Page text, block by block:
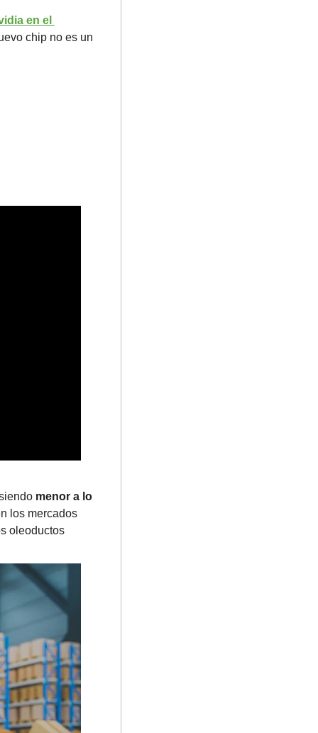
en el
chip no es un
menor a lo
los mercados
oleoductos